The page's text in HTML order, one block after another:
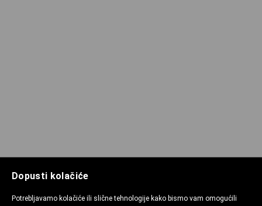
Dopusti kolačiće
Potrebljavamo kolačiće ili slične tehnologije kako bismo vam omogućili